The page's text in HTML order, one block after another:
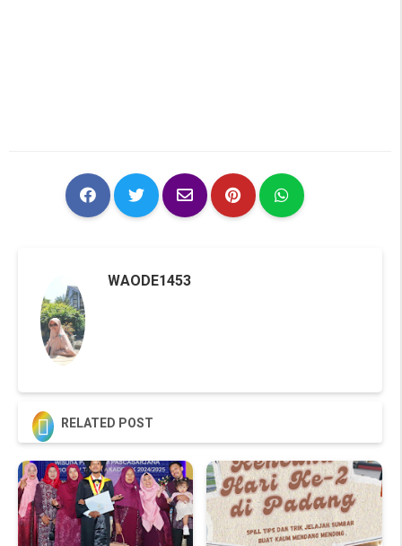
WAODE1453
 RELATED POST